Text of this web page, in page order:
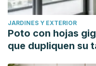
JARDINES Y EXTERIOR
Poto con hojas
que dupliquen su